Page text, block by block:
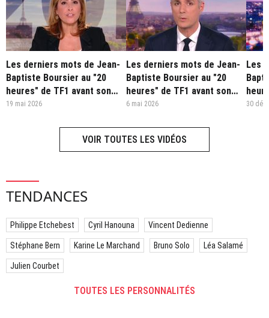
Les derniers mots de Jean-
Baptiste Boursier au "20
heures" de TF1 avant son
retour sur LCI à la rentrée
19 mai 2026
Les derniers mots de Jean-
Baptiste Boursier au "20
heures" de TF1 avant son
retour sur LCI à la rentrée
6 mai 2026
Les
30
VOIR TOUTES LES VIDÉOS
TENDANCES
Philippe Etchebest Cyril Hanouna Vincent Dedienne
Stéphane Bern Karine Le Marchand Bruno Solo Léa Salamé
Julien Courbet
TOUTES LES PERSONNALITÉS